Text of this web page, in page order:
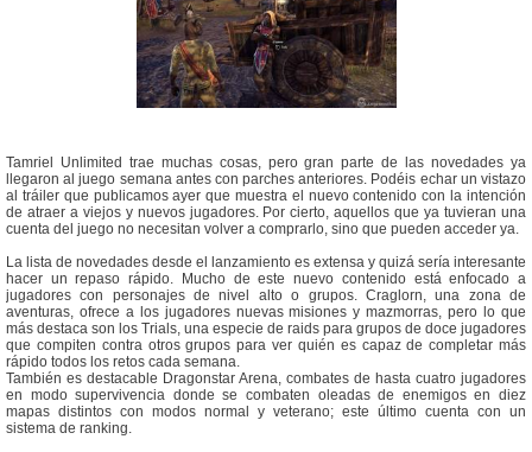
Tamriel Unlimited trae muchas cosas, pero gran parte de las novedades ya
llegaron al juego semana antes con parches anteriores. Podéis echar un vistazo
al tráiler que publicamos ayer que muestra el nuevo contenido con la intención
de atraer a viejos y nuevos jugadores. Por cierto, aquellos que ya tuvieran una
cuenta del juego no necesitan volver a comprarlo, sino que pueden acceder ya.
La lista de novedades desde el lanzamiento es extensa y quizá sería interesante
hacer un repaso rápido. Mucho de este nuevo contenido está enfocado a
jugadores con personajes de nivel alto o grupos. Craglorn, una zona de
aventuras, ofrece a los jugadores nuevas misiones y mazmorras, pero lo que
más destaca son los Trials, una especie de raids para grupos de doce jugadores
que compiten contra otros grupos para ver quién es capaz de completar más
rápido todos los retos cada semana.
También es destacable Dragonstar Arena, combates de hasta cuatro jugadores
en modo supervivencia donde se combaten oleadas de enemigos en diez
mapas distintos con modos normal y veterano; este último cuenta con un
sistema de ranking.